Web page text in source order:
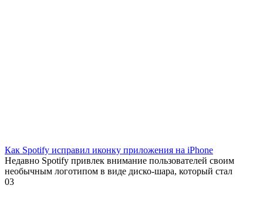
Как Spotify исправил иконку приложения на iPhone
Недавно Spotify привлек внимание пользователей своим
необычным логотипом в виде диско-шара, который стал
03